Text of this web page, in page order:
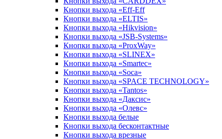
Кнопки выхода «Eff-Eff
Кнопки выхода «ELTIS»
Кнопки выхода «Hikvision»
Кнопки выхода «JSB-Systems»
Кнопки выхода «ProxWay»
Кнопки выхода «SLINEX»
Кнопки выхода «Smartec»
Кнопки выхода «Soca»
Кнопки выхода «SPACE TECHNOLOGY»
Кнопки выхода «Tantos»
Кнопки выхода «Даксис»
Кнопки выхода «Олевс»
Кнопки выхода белые
Кнопки выхода бесконтактные
Кнопки выхода врезные